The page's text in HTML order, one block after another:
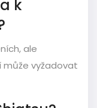
k
ale
může vyžadovat